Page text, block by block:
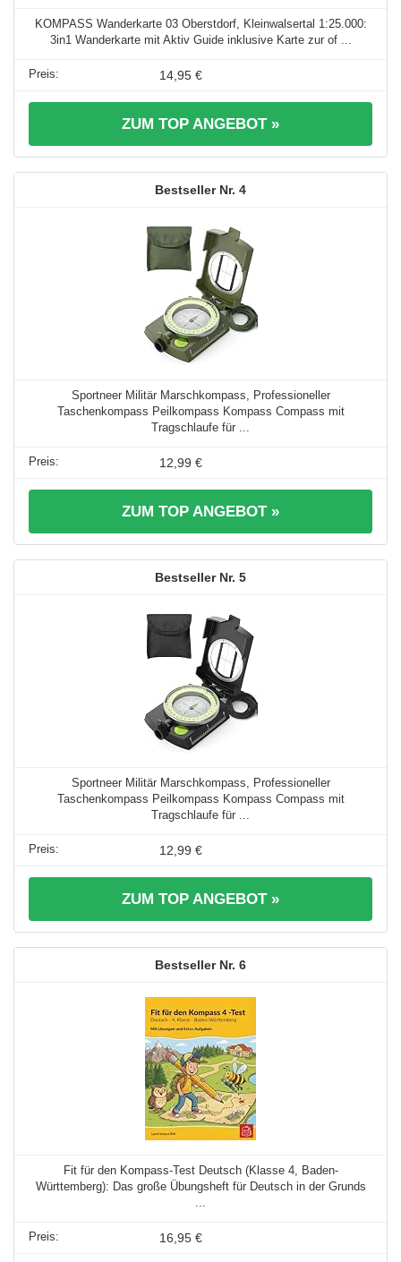
KOMPASS Wanderkarte 03 Oberstdorf, Kleinwalsertal 1:25.000:
3in1 Wanderkarte mit Aktiv Guide inklusive Karte zur of ...
14,95 €
ZUM TOP ANGEBOT »
4
Sportneer Militär Marschkompass, Professioneller
Taschenkompass Peilkompass Kompass Compass mit
Tragschlaufe für ...
12,99 €
ZUM TOP ANGEBOT »
5
Sportneer Militär Marschkompass, Professioneller
Taschenkompass Peilkompass Kompass Compass mit
Tragschlaufe für ...
12,99 €
ZUM TOP ANGEBOT »
6
Fit für den Kompass-Test Deutsch (Klasse 4, Baden-
Württemberg): Das große Übungsheft für Deutsch in der Grunds
...
16,95 €